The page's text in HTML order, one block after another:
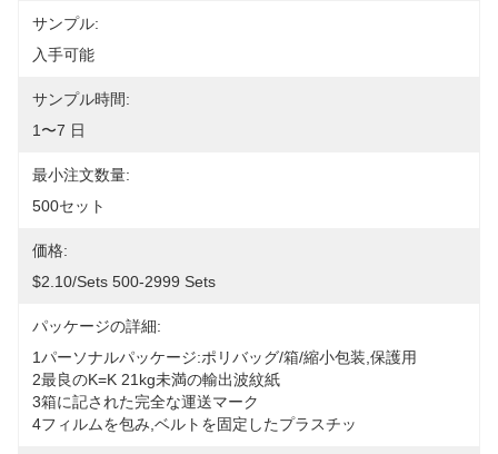
サンプル:
入手可能
サンプル時間:
1〜7 日
最小注文数量:
500セット
価格:
$2.10/sets 500-2999 Sets
パッケージの詳細:
1パーソナルパッケージ:ポリバッグ/箱/縮小包装,保護用
2最良のK=K 21kg未満の輸出波紋紙
3箱に記された完全な運送マーク
4フィルムを包み,ベルトを固定したプラスチッ